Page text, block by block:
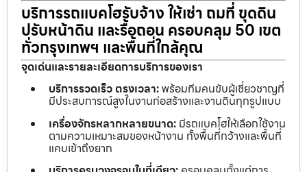
บริการรถแบคโฮรับจ้าง ให้เช่า ถมที่ ขุดดิน
ปรับหน้าดิน และรื้อถอน ครอบคลุม 50 เขต
ทั่วกรุงเทพฯ และพื้นที่ใกล้คุณ
จุดเด่นและรายละเอียดการบริการของเรา
บริการรวดเร็ว ตรงเวลา:พร้อมทีมคนขับผู้เชี่ยวชาญที่
มีประสบการณ์สูงในงานก่อสร้างและงานดินทุกรูปแบบ
เครื่องจักรหลากหลายขนาด: มีรถแบคโฮให้เลือกใช้งาน
ตามความเหมาะสมของหน้างาน ทั้งพื้นที่กว้างและพื้นที่
แคบเข้าถึงยาก